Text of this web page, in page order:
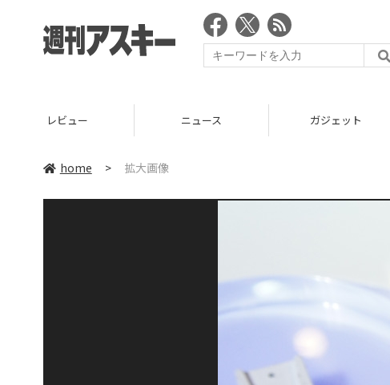
レビュー ニュース ガジェット
home > 拡大画像